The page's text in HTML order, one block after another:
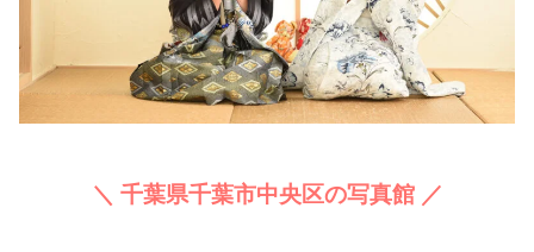
＼ 千葉県千葉市中央区の写真館 ／